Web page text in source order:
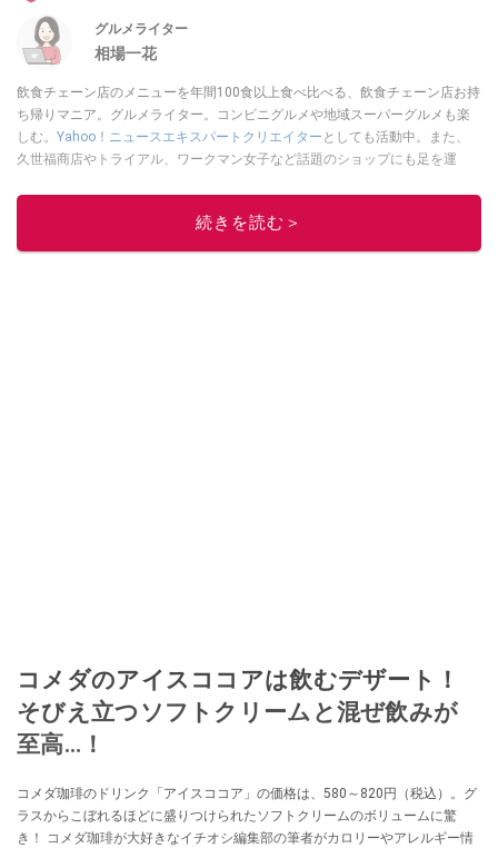
グルメライター
相場一花
飲食チェーン店のメニューを年間100食以上食べ比べる、飲食チェーン店お持
ち帰りマニア。グルメライター。コンビニグルメや地域スーパーグルメも楽
しむ。 Yahoo！ニュースエキスパートクリエイター としても活動中。また、
久世福商店やトライアル、ワークマン女子など話題のショップにも足を運
「週刊プレイボーイ」、宝島社「おいしい！ シャトレーゼBOOK」などでグ
ルメライター、食の専門家として出演実績あり。
続きを読む＞
コメダのアイスココアは飲むデザート！
そびえ立つソフトクリームと混ぜ飲みが
至高…！
コメダ珈琲のドリンク「アイスココア」の価格は、580～820円（税込）。グ
ラスからこぼれるほどに盛りつけられたソフトクリームのボリュームに驚
き！ コメダ珈琲が大好きなイチオシ編集部の筆者がカロリーやアレルギー情